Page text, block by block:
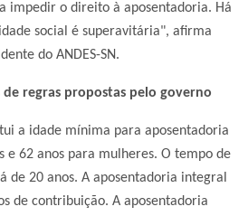
impedir o direito à aposentadoria. Há
social é superavitária", afirma
do ANDES-SN.
regras propostas pelo governo
a idade mínima para aposentadoria
e 62 anos para mulheres. O tempo de
de 20 anos. A aposentadoria integral
de contribuição. A aposentadoria